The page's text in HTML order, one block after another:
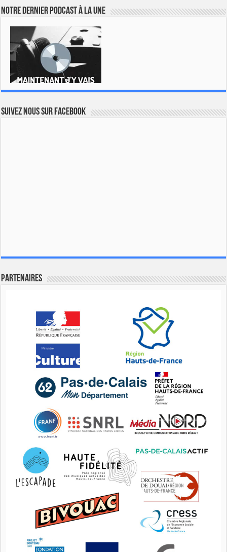
Notre dernier podcast à la une
Suivez nous sur Facebook
Partenaires